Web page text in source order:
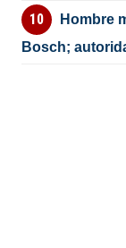
Hombre
Bosch;